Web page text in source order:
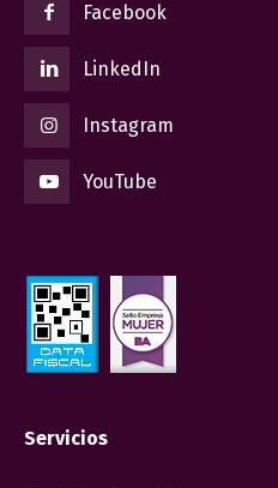
Facebook
LinkedIn
Instagram
YouTube
Servicios